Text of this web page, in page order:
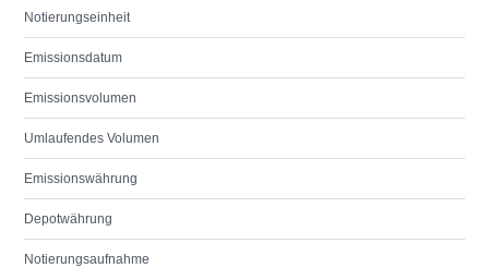
Notierungseinheit
Emissionsdatum
Emissionsvolumen
Umlaufendes Volumen
Emissionswährung
Depotwährung
Notierungsaufnahme